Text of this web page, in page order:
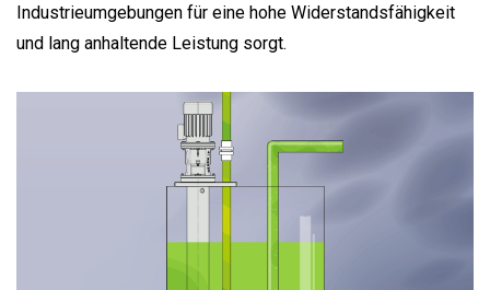
Industrieumgebungen für eine hohe Widerstandsfähigkeit
und lang anhaltende Leistung sorgt.